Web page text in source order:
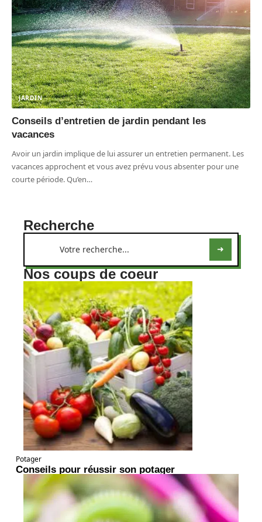
JARDIN
Conseils d’entretien de jardin pendant les
vacances
Avoir un jardin implique de lui assurer un entretien permanent. Les
vacances approchent et vous avez prévu vous absenter pour une
courte période. Qu’en…
Recherche
Nos coups de coeur
Potager
Conseils pour réussir son potager